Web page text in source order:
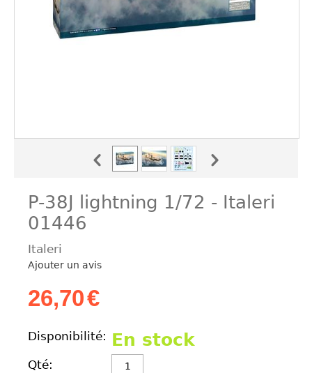
P-38J lightning 1/72 ‐ Italeri
01446
Italeri
Ajouter un avis
26,70€
Disponibilité: En stock
Qté: